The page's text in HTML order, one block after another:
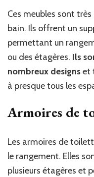
Ces meubles sont
bain. Ils offrent un
permettant un
ou des étagères. Ils
nombreux designset
à presque tous les
Armoires de
Les armoires de
le rangement. Elles
plusieurs étagères et